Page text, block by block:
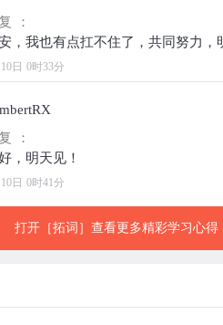
：
日 0时33分
：
日 0时41分
打开［拓词］查看更多精彩学习心得